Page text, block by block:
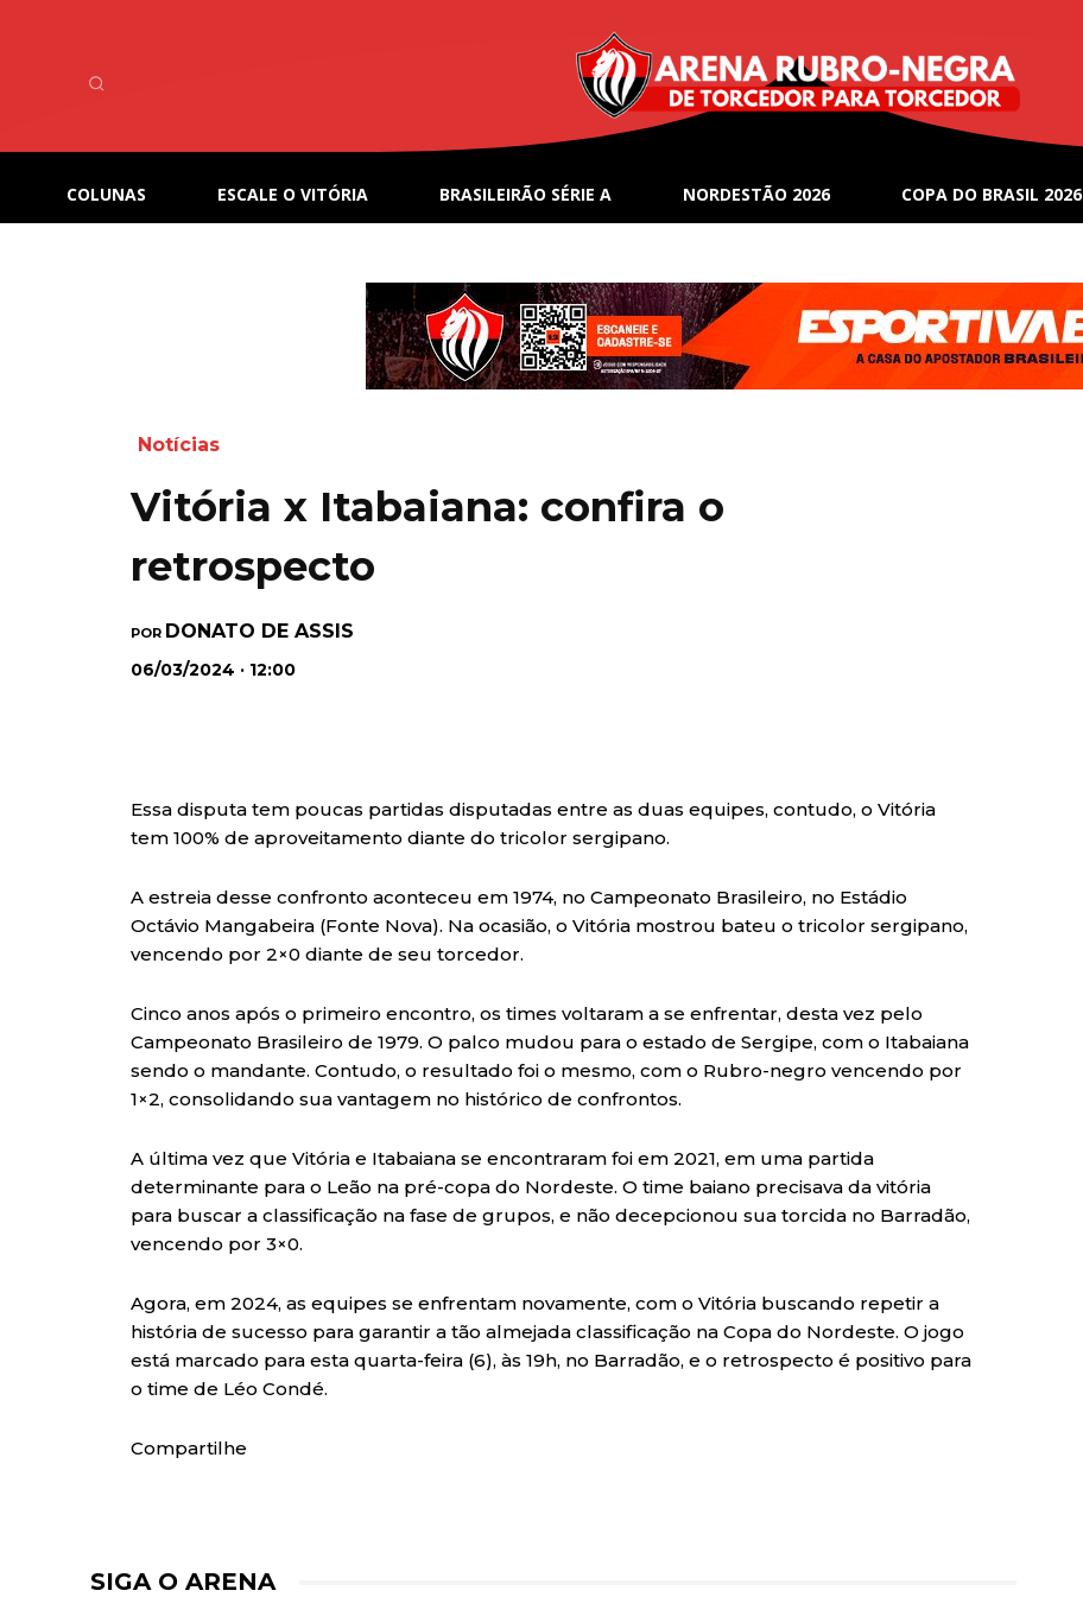
COLUNAS ESCALE O VITÓRIA BRASILEIRÃO SÉRIE A NORDESTÃO 2026 COPA DO BRASIL 2026
Notícias
Vitória x Itabaiana: confira o
retrospecto
POR DONATO DE ASSIS
06/03/2024 · 12:00
Essa disputa tem poucas partidas disputadas entre as duas equipes, contudo, o Vitória
tem 100% de aproveitamento diante do tricolor sergipano.
A estreia desse confronto aconteceu em 1974, no Campeonato Brasileiro, no Estádio
Octávio Mangabeira (Fonte Nova). Na ocasião, o Vitória mostrou bateu o tricolor sergipano,
vencendo por 2×0 diante de seu torcedor.
Cinco anos após o primeiro encontro, os times voltaram a se enfrentar, desta vez pelo
Campeonato Brasileiro de 1979. O palco mudou para o estado de Sergipe, com o Itabaiana
sendo o mandante. Contudo, o resultado foi o mesmo, com o Rubro-negro vencendo por
1×2, consolidando sua vantagem no histórico de confrontos.
A última vez que Vitória e Itabaiana se encontraram foi em 2021, em uma partida
determinante para o Leão na pré-copa do Nordeste. O time baiano precisava da vitória
para buscar a classificação na fase de grupos, e não decepcionou sua torcida no Barradão,
vencendo por 3×0.
Agora, em 2024, as equipes se enfrentam novamente, com o Vitória buscando repetir a
história de sucesso para garantir a tão almejada classificação na Copa do Nordeste. O jogo
está marcado para esta quarta-feira (6), às 19h, no Barradão, e o retrospecto é positivo para
o time de Léo Condé.
Compartilhe
SIGA O ARENA